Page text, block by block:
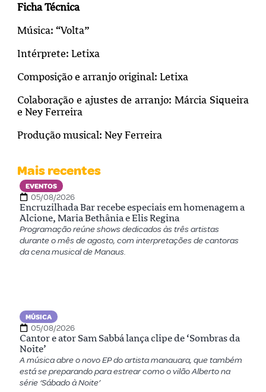
Ficha Técnica
Música: “Volta”
Intérprete: Letixa
Composição e arranjo original: Letixa
Colaboração e ajustes de arranjo: Márcia Siqueira
e Ney Ferreira
Produção musical: Ney Ferreira
Mais recentes
EVENTOS
05/08/2026
Encruzilhada Bar recebe especiais em homenagem a
Alcione, Maria Bethânia e Elis Regina
Programação reúne shows dedicados às três artistas
durante o mês de agosto, com interpretações de cantoras
da cena musical de Manaus.
MÚSICA
05/08/2026
Cantor e ator Sam Sabbá lança clipe de ‘Sombras da
Noite’
A música abre o novo EP do artista manauara, que também
está se preparando para estrear como o vilão Alberto na
série ‘Sábado à Noite’